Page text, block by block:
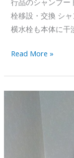
行品のシャンプー
栓移設・交換 シ
横水栓も本体に干
シ
プ
Read More »